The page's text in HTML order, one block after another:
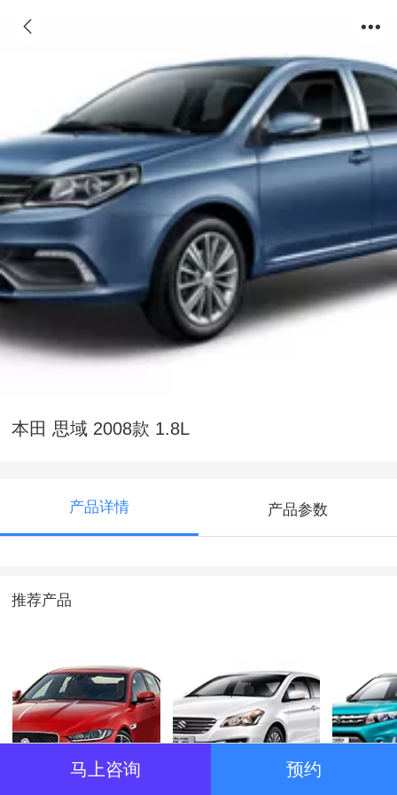
本田 思域 2008款 1.8L
产品详情 产品参数
推荐产品
别克凯越01
名爵ZS潮流互联网
马上咨询 预约